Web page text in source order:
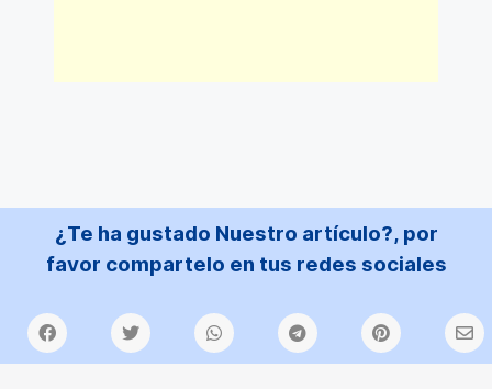
¿Te ha gustado Nuestro artículo?, por
favor compartelo en tus redes sociales